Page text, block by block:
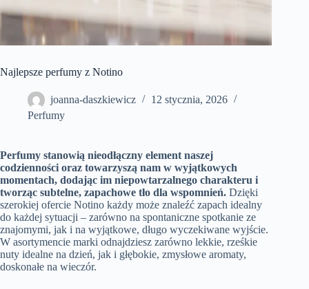
Najlepsze perfumy z Notino
joanna-daszkiewicz
12 stycznia, 2026
Perfumy
Perfumy stanowią nieodłączny element naszej
codzienności oraz towarzyszą nam w wyjątkowych
momentach, dodając im niepowtarzalnego charakteru i
tworząc subtelne, zapachowe tło dla wspomnień. Dzięki
szerokiej ofercie Notino każdy może znaleźć zapach idealny
do każdej sytuacji – zarówno na spontaniczne spotkanie ze
znajomymi, jak i na wyjątkowe, długo wyczekiwane wyjście.
W asortymencie marki odnajdziesz zarówno lekkie, rześkie
nuty idealne na dzień, jak i głębokie, zmysłowe aromaty,
doskonałe na wieczór.